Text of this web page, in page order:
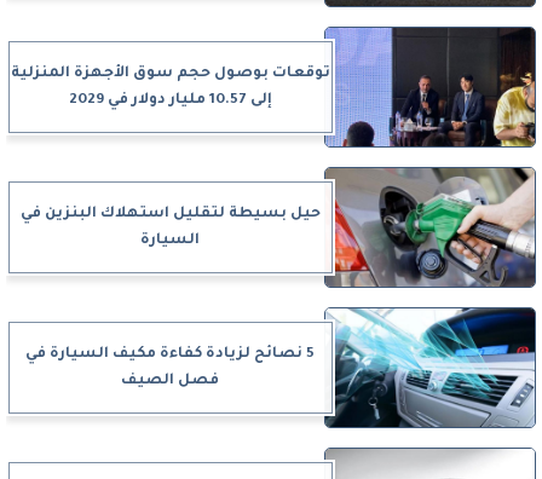
توقعات بوصول حجم سوق الأجهزة المنزلية
إلى 10.57 مليار دولار في 2029
حيل بسيطة لتقليل استهلاك البنزين في
السيارة
5 نصائح لزيادة كفاءة مكيف السيارة في
فصل الصيف